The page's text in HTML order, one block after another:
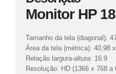
Monitor HP
Tamanho da tela (diagonal):
Área da tela (métrica): 40,98
Relação largura-altura: 16:9
Resolução: HD (1366 x 768 a